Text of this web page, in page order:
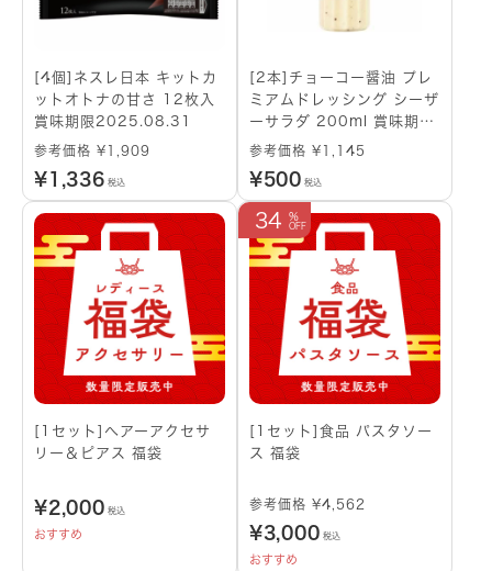
[4個]ネスレ日本 キットカ
ットオトナの甘さ 12枚入
賞味期限2025.08.31
参考価格 ¥1,909
¥1,336 税込
[2本]チョーコー醤油 プレ
ミアムドレッシング シーザ
ーサラダ 200ml 賞味期限
2025.02.25
参考価格 ¥1,145
¥500 税込
[1セット]へアーアクセサ
リー＆ピアス 福袋
¥2,000 税込
おすすめ
34
[1セット]食品 パスタソー
ス 福袋
参考価格 ¥4,562
¥3,000 税込
おすすめ